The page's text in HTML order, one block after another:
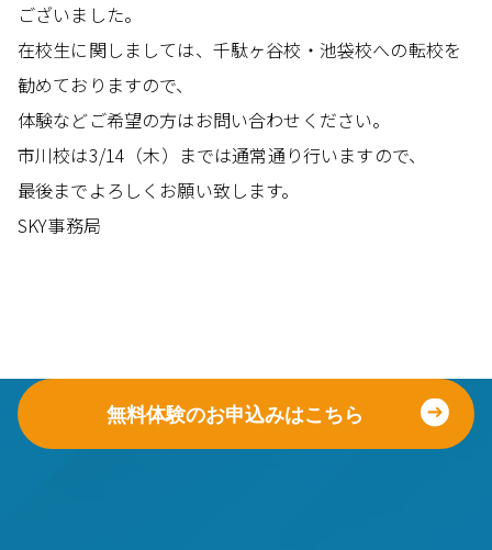
ございました。
在校生に関しましては、千駄ヶ谷校・池袋校への転校を
勧めておりますので、
体験などご希望の方はお問い合わせください。
市川校は3/14（木）までは通常通り行いますので、
最後までよろしくお願い致します。
SKY事務局
無料体験のお申込みはこちら